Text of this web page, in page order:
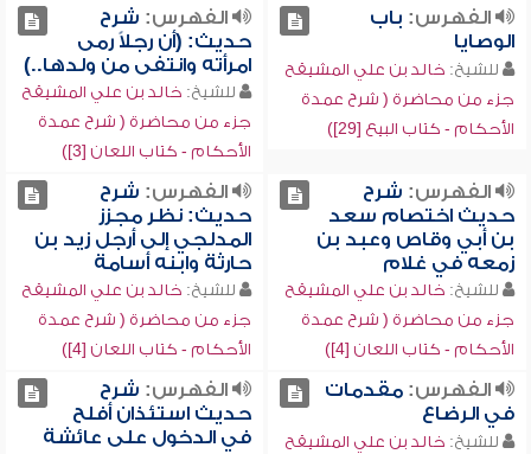
الفهرس: باب
الوصايا
للشيخ: خالد بن علي المشيقح
جزء من محاضرة ( شرح عمدة
الأحكام - كتاب البيع [29])
الفهرس: شرح
حديث: (أن رجلاً رمى
امرأته وانتفى من ولدها..)
للشيخ: خالد بن علي المشيقح
جزء من محاضرة ( شرح عمدة
الأحكام - كتاب اللعان [3])
الفهرس: شرح
حديث اختصام سعد
بن أبي وقاص وعبد بن
زمعه في غلام
للشيخ: خالد بن علي المشيقح
جزء من محاضرة ( شرح عمدة
الأحكام - كتاب اللعان [4])
الفهرس: شرح
حديث: نظر مجزز
المدلجي إلى أرجل زيد بن
حارثة وابنه أسامة
للشيخ: خالد بن علي المشيقح
جزء من محاضرة ( شرح عمدة
الأحكام - كتاب اللعان [4])
الفهرس:مقدمات
في الرضاع
للشيخ: خالد بن علي المشيقح
الفهرس: شرح
حديث استئذان أفلح
في الدخول على عائشة